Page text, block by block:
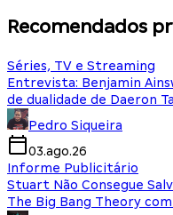
Recomendados
Séries, TV e Streaming
Entrevista: Benjamin
de dualidade de Daeron
Pedro Siqueira
03.ago.26
Informe Publicitário
Stuart Não Consegue
The Big Bang Theory